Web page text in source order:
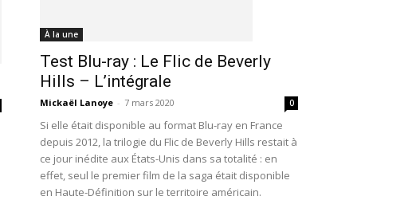
À la une
Test Blu-ray : Le Flic de Beverly
Hills – L’intégrale
Mickaël Lanoye - 7 mars 2020 0
Si elle était disponible au format Blu-ray en France
depuis 2012, la trilogie du Flic de Beverly Hills restait à
ce jour inédite aux États-Unis dans sa totalité : en
effet, seul le premier film de la saga était disponible
en Haute-Définition sur le territoire américain.